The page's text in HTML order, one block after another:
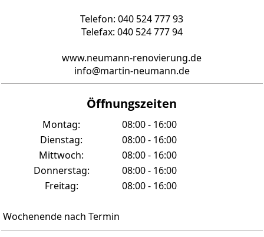
Telefon: 040 524 777 93
Telefax: 040 524 777 94
www.neumann-renovierung.de
info@martin-neumann.de
Öffnungszeiten
Montag:
08:00 - 16:00
Dienstag:
08:00 - 16:00
Mittwoch:
08:00 - 16:00
Donnerstag:
08:00 - 16:00
Freitag:
08:00 - 16:00
Wochenende nach Termin